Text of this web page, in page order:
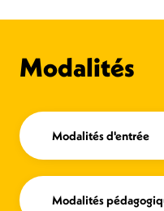
Modalités
Modalités d'entrée
Modalités